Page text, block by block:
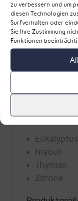
zu verbessern und um
diesen Technologien
Surfverhalten oder
Sie Ihre Zustimmung
Funktionen
Ohne
hergestellt
Das
tiefen
Schwingung
Eukalyptus
Niaouli
Thymian
Zitrone